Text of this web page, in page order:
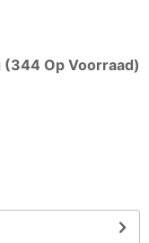
Op Voorraad)